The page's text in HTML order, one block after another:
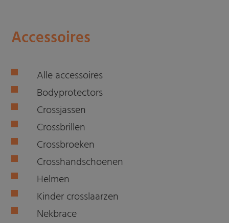
Accessoires
Alle accessoires
Bodyprotectors
Crossjassen
Crossbrillen
Crossbroeken
Crosshandschoenen
Helmen
Kinder crosslaarzen
Nekbrace